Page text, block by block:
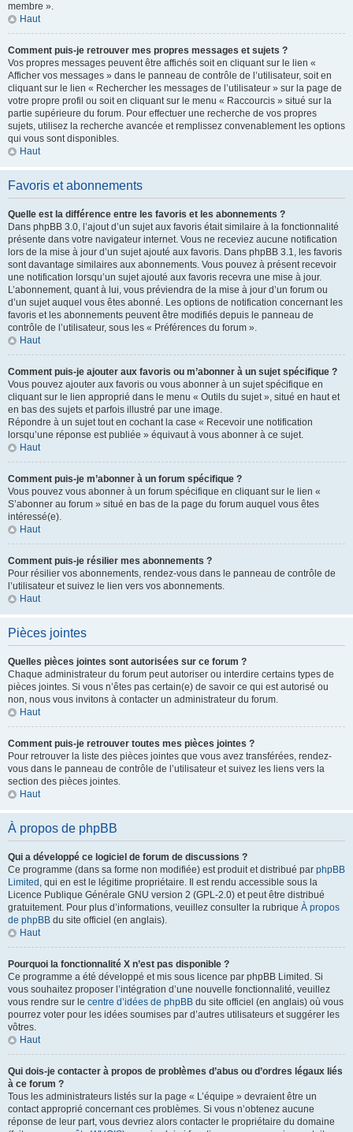
membre ».
Haut
Comment puis-je retrouver mes propres messages et sujets ?
Vos propres messages peuvent être affichés soit en cliquant sur le lien «
Afficher vos messages » dans le panneau de contrôle de l’utilisateur, soit en
cliquant sur le lien « Rechercher les messages de l’utilisateur » sur la page de
votre propre profil ou soit en cliquant sur le menu « Raccourcis » situé sur la
partie supérieure du forum. Pour effectuer une recherche de vos propres
sujets, utilisez la recherche avancée et remplissez convenablement les options
qui vous sont disponibles.
Haut
Favoris et abonnements
Quelle est la différence entre les favoris et les abonnements ?
Dans phpBB 3.0, l’ajout d’un sujet aux favoris était similaire à la fonctionnalité
présente dans votre navigateur internet. Vous ne receviez aucune notification
lors de la mise à jour d’un sujet ajouté aux favoris. Dans phpBB 3.1, les favoris
sont davantage similaires aux abonnements. Vous pouvez à présent recevoir
une notification lorsqu’un sujet ajouté aux favoris recevra une mise à jour.
L’abonnement, quant à lui, vous préviendra de la mise à jour d’un forum ou
d’un sujet auquel vous êtes abonné. Les options de notification concernant les
favoris et les abonnements peuvent être modifiés depuis le panneau de
contrôle de l’utilisateur, sous les « Préférences du forum ».
Haut
Comment puis-je ajouter aux favoris ou m’abonner à un sujet spécifique ?
Vous pouvez ajouter aux favoris ou vous abonner à un sujet spécifique en
cliquant sur le lien approprié dans le menu « Outils du sujet », situé en haut et
en bas des sujets et parfois illustré par une image.
Répondre à un sujet tout en cochant la case « Recevoir une notification
lorsqu’une réponse est publiée » équivaut à vous abonner à ce sujet.
Haut
Comment puis-je m’abonner à un forum spécifique ?
Vous pouvez vous abonner à un forum spécifique en cliquant sur le lien «
S’abonner au forum » situé en bas de la page du forum auquel vous êtes
intéressé(e).
Haut
Comment puis-je résilier mes abonnements ?
Pour résilier vos abonnements, rendez-vous dans le panneau de contrôle de
l’utilisateur et suivez le lien vers vos abonnements.
Haut
Pièces jointes
Quelles pièces jointes sont autorisées sur ce forum ?
Chaque administrateur du forum peut autoriser ou interdire certains types de
pièces jointes. Si vous n’êtes pas certain(e) de savoir ce qui est autorisé ou
non, nous vous invitons à contacter un administrateur du forum.
Haut
Comment puis-je retrouver toutes mes pièces jointes ?
Pour retrouver la liste des pièces jointes que vous avez transférées, rendez-
vous dans le panneau de contrôle de l’utilisateur et suivez les liens vers la
section des pièces jointes.
Haut
À propos de phpBB
Qui a développé ce logiciel de forum de discussions ?
Ce programme (dans sa forme non modifiée) est produit et distribué par phpBB
Limited , qui en est le légitime propriétaire. Il est rendu accessible sous la
Licence Publique Générale GNU version 2 (GPL-2.0) et peut être distribué
gratuitement. Pour plus d’informations, veuillez consulter la rubrique À propos
de phpBB du site officiel (en anglais).
Haut
Pourquoi la fonctionnalité X n’est pas disponible ?
Ce programme a été développé et mis sous licence par phpBB Limited. Si
vous souhaitez proposer l’intégration d’une nouvelle fonctionnalité, veuillez
vous rendre sur le centre d’idées de phpBB du site officiel (en anglais) où vous
pourrez voter pour les idées soumises par d’autres utilisateurs et suggérer les
vôtres.
Haut
Qui dois-je contacter à propos de problèmes d’abus ou d’ordres légaux liés
à ce forum ?
Tous les administrateurs listés sur la page « L’équipe » devraient être un
contact approprié concernant ces problèmes. Si vous n’obtenez aucune
réponse de leur part, vous devriez alors contacter le propriétaire du domaine